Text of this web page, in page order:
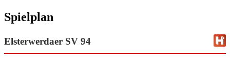
Spielplan
Elsterwerdaer SV 94